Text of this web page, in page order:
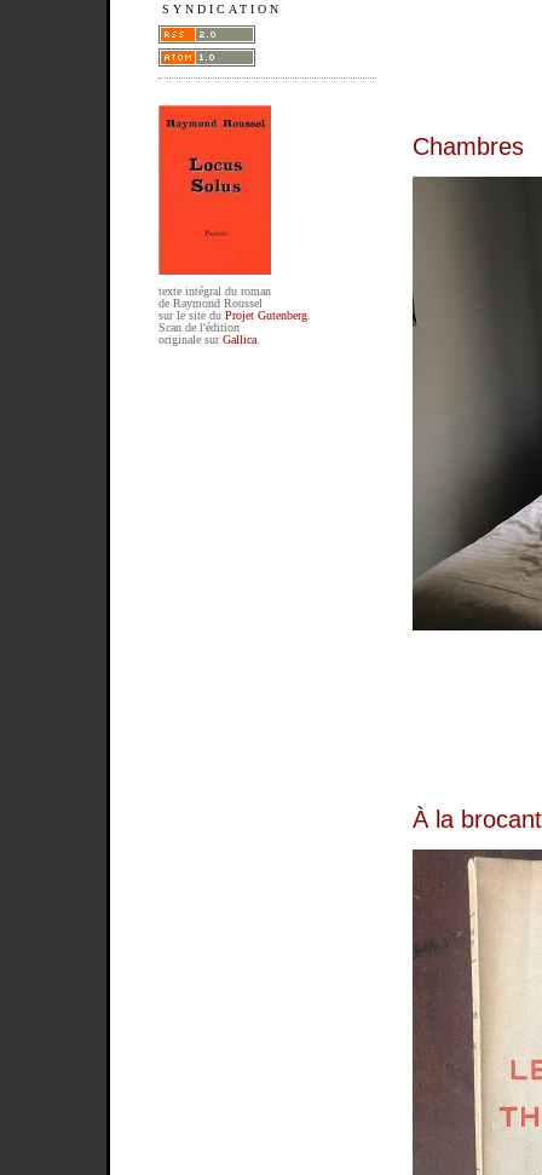
SYNDICATION
texte intégral du roman
de Raymond Roussel
sur le site du Projet Gutenberg.
Scan de l'édition
originale surGallica.
Chambres
À la